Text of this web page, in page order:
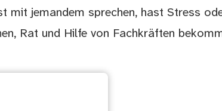
mit jemandem sprechen, hast Stress
Rat und Hilfe von Fachkräften